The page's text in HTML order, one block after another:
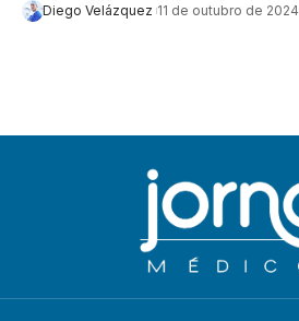
Diego Velázquez 11 de outubro de 2024